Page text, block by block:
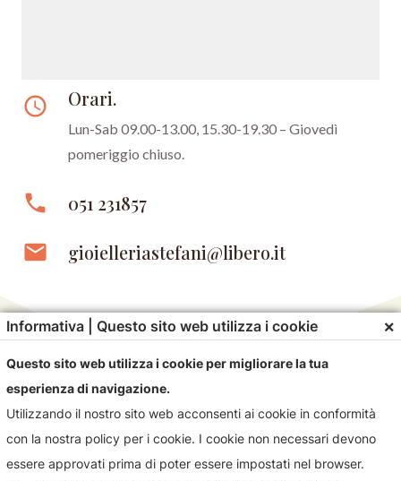
access_time Orari.
Lun-Sab 09.00-13.00, 15.30-19.30 –Giovedì
pomeriggio chiuso.
phone 051 231857
email gioielleriastefani@libero.it
Contattaci!
Contattaci per qualsiasi informazioni sul nostro negozio e i
Informativa | Questo sito web utilizza i cookie ×
Questo sito web utilizza i cookie per migliorare la tua
esperienza di navigazione.
Utilizzando il nostro sito web acconsenti ai cookie in conformità
con la nostra policy per i cookie. I cookie non necessari devono
essere approvati prima di poter essere impostati nel browser.